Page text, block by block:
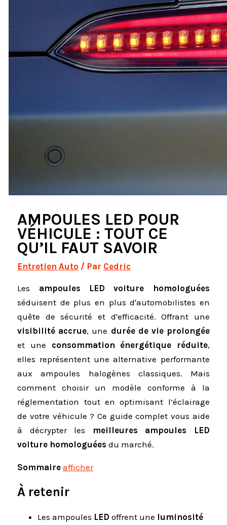
AMPOULES LED POUR
VÉHICULE : TOUT CE
QU’IL FAUT SAVOIR
Entretien Auto / Par Cedric
Les ampoules LED voiture homologuées
séduisent de plus en plus d'automobilistes en
quête de sécurité et d'efficacité. Offrant une
visibilité accrue, une durée de vie prolongée
et une consommation énergétique réduite,
elles représentent une alternative performante
aux ampoules halogènes classiques. Mais
comment choisir un modèle conforme à la
réglementation tout en optimisant l’éclairage
de votre véhicule ? Ce guide complet vous aide
à décrypter les
meilleures ampoules LED
voiture homologuées du marché.
Sommaire afficher
À retenir
Les ampoules LED offrent une luminosité